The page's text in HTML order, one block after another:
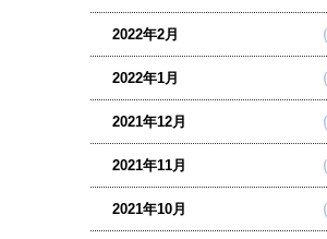
2022年2月
2022年1月
2021年12月
2021年11月
2021年10月